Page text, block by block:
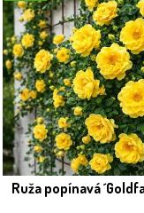
Ruža popínavá